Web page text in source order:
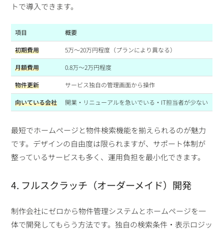
トで導入できます。
項目 概要
初期費用 5万〜20万円程度（プランにより異なる）
月額費用 0.8万〜2万円程度
物件更新 サービス独自の管理画面から操作
向いている会社 開業・リニューアルを急いでいる・IT担当者が少ない
最短でホームページと物件検索機能を揃えられるのが魅力
です。デザインの自由度は限られますが、サポート体制が
整っているサービスも多く、運用負担を最小化できます。
4. フルスクラッチ（オーダーメイド）開発
制作会社にゼロから物件管理システムとホームページを一
体で開発してもらう方法です。独自の検索条件・表示ロジッ